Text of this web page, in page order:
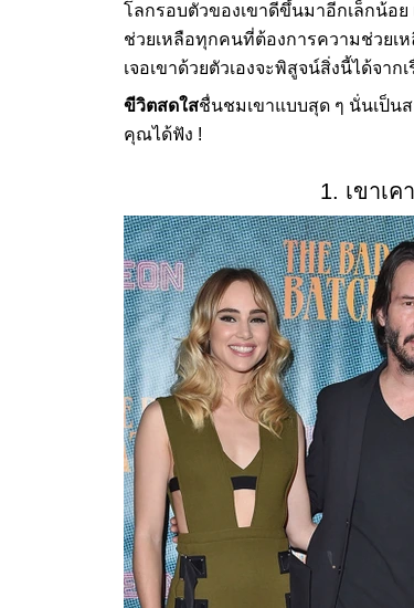
โลกรอบตัวของเขาดีขึ้นมาอีกเล็กน้อย
ช่วยเหลือทุกคนที่ต้องการความช่วยเ
เจอเขาด้วยตัวเองจะพิสูจน์สิ่งนี้ได้จาก
ขีวิตสดใสชื่นชมเขาแบบสุด ๆ นั่นเป็นส
คุณได้ฟัง !
1. เขาเ